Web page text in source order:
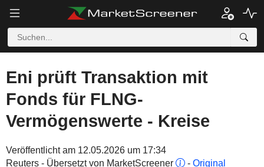
Eni prüft Transaktion mit
Fonds für FLNG-
Vermögenswerte - Kreise
Veröffentlicht am 12.05.2026 um 17:34
Reuters - Übersetzt von MarketScreener
- Original